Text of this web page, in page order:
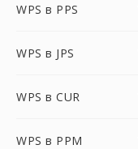
WPS в PPS
WPS в JPS
WPS в CUR
WPS в PPM